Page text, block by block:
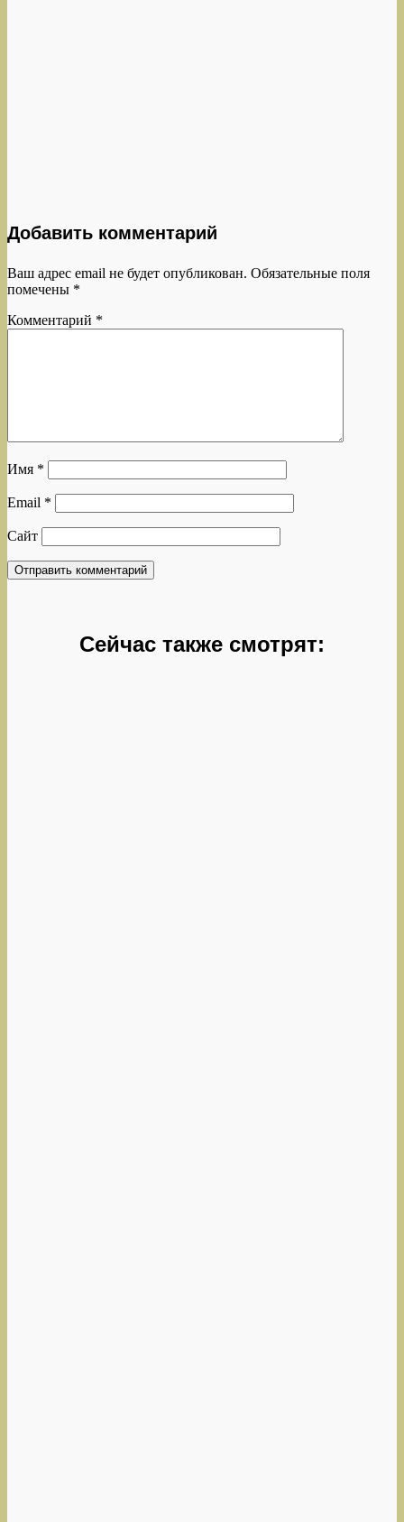
Добавить комментарий
Ваш адрес email не будет опубликован. Обязательные поля
помечены *
Комментарий *
Имя *
Email *
Сайт
Сейчас также смотрят: